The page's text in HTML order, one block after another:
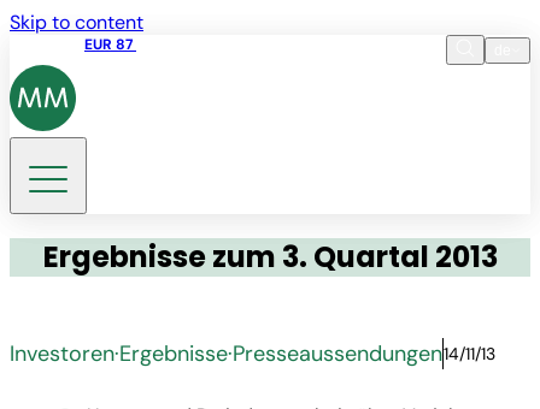
Skip to content
EUR 87
Ergebnisse zum 3. Quartal 2013
Investoren·Ergebnisse·Presseaussendungen14/11/13